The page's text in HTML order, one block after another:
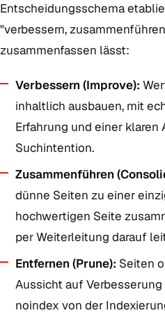
Entscheidungsschema
"verbessern,
zusammenfassen lässt:
Verbessern (Improve):
inhaltlich ausbauen, mit
Erfahrung und einer klaren
Suchintention.
Zusammenführen
dünne Seiten zu einer
hochwertigen Seite
per Weiterleitung darauf
Entfernen (Prune): Seiten
Aussicht auf
noindex von der